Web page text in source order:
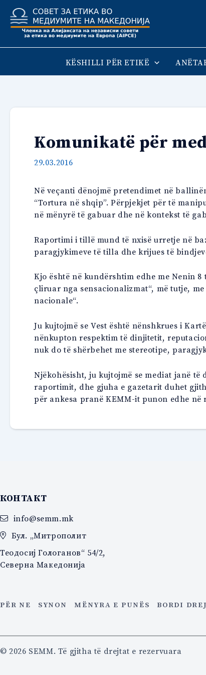
Skip
content
KËSHILLI PËR ETIKË
Komunikatë për
29.03.2016
Në veçanti dënojmë pretendimet në
“Tortura në shqip”. Përpjekjet për të
në mënyrë të gabuar dhe në kontekst të
Raportimi i tillë mund të nxisë urretje në
paragjykimeve të tilla dhe krijues të
Kjo është në kundërshtim edhe me Nenin
çliruar nga sensacionalizmat“, më tutje,
nacionale“.
Ju kujtojmë se Vest është nënshkrues i
nënkupton respektim të dinjitetit,
nuk do të shërbehet me stereotipe,
Njëkohësisht, ju kujtojmë se mediat janë
raportimit, dhe gjuha e gazetarit duhet
për ankesa pranë KEMM-it punon edhe
КОНТАКТ
info@semm.mk
Бул. „Митрополит
Теодосиј Гологанов“ 54/2,
Северна Македонија
PËR NE SYNON MËNYRA E PUNËS BORDI
© 2026 SEMM. Të gjitha të drejtat e rezervuara